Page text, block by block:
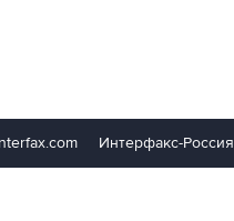
Интерфакс-Россия